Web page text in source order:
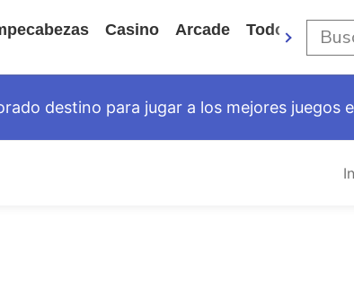
Casino Arcade Todos Los
destino para jugar a los mejores juegos